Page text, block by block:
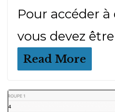
Pour accéder
vous devez
Read More